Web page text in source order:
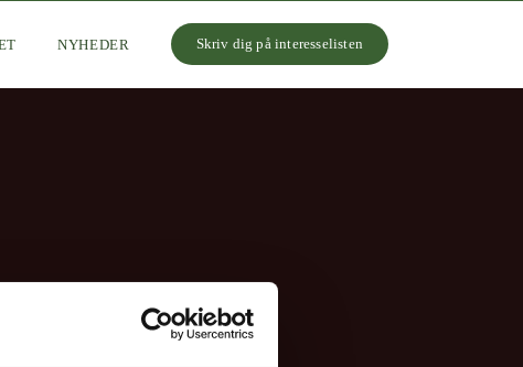
NYHEDER Skriv dig på interesselisten